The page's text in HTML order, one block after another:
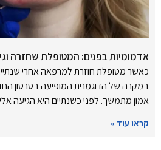
אדמומיות בפנים: המטופלת שחזרה
כאשר מטופלת חוזרת למרפאה אחרי
במקרה של הדוגמנית המופיעה בסרטון
אמון מתמשך. לפני כשנתיים היא הגיעה
קראו עוד »